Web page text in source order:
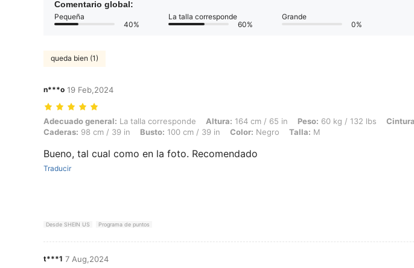
Comentario global:
Pequeña
40%
La talla corresponde
60%
Grande
0%
queda bien (1)
n***o 19 Feb,2024
Adecuado general: La talla corresponde, Altura: 164 cm / 65 in, Peso: 60 kg / 132 lbs, Cintura: 77 cm / 30 in,
Adecuado general: La talla corresponde Altura: 164 cm / 65 in Peso: 60 kg / 132 lbs
Caderas: 98 cm / 39 in Busto: 100 cm / 39 in Color: Negro Talla: M
Bueno, tal cual como en la foto. Recomendado
Traducir
Desde SHEIN US Programa de puntos
t***1 7 Aug,2024